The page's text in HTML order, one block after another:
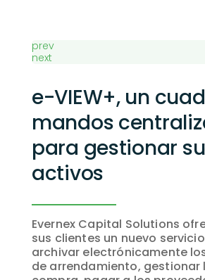
prev
next
e-VIEW+, un
mandos
para gestionar
activos
Evernex Capital Solutions
sus clientes un nuevo
archivar electrónicamente
de arrendamiento, gestionar